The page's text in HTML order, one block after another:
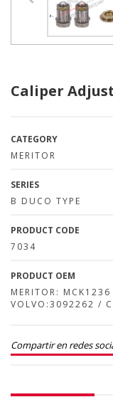
Caliper
CATEGORY
MERITOR
SERIES
B DUCO TYPE
PRODUCT CODE
7034
PRODUCT OEM
MERITOR:
VOLVO:3092262 /
Compartir en redes